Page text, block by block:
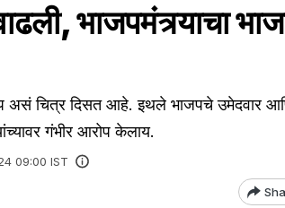
भाजपमंत्र्याचा
असं चित्र दिसत आहे. इथले भाजपचे उमेदवार
गंभीर आरोप केलाय.
09:00 IST